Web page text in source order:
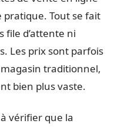
Tout se fait
file d’attente ni
Les prix sont parfois
traditionnel,
bien plus vaste.
vérifier que la